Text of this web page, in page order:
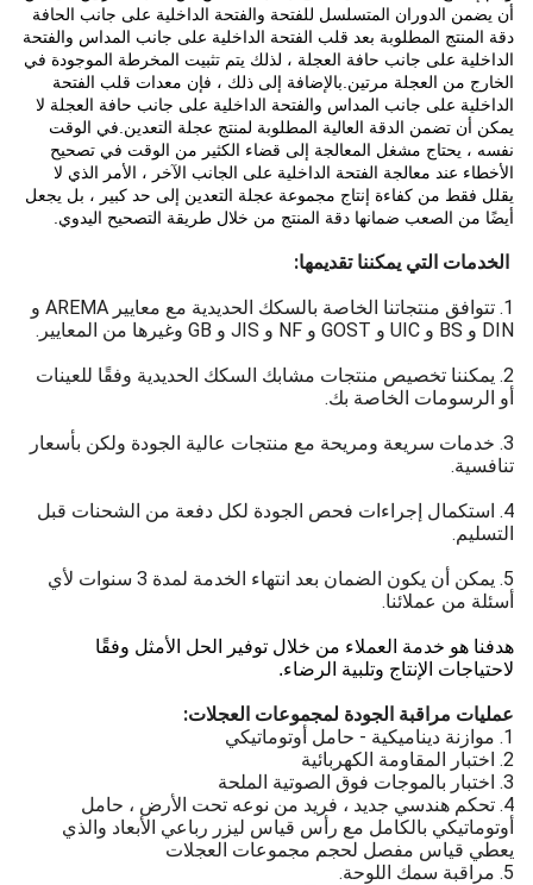
أن يضمن الدوران المتسلسل للفتحة والفتحة الداخلية على جانب الحافة
دقة المنتج المطلوبة بعد قلب الفتحة الداخلية على جانب المداس والفتحة
الداخلية على جانب حافة العجلة ، لذلك يتم تثبيت المخرطة الموجودة في
الخارج من العجلة مرتين.بالإضافة إلى ذلك ، فإن معدات قلب الفتحة
الداخلية على جانب المداس والفتحة الداخلية على جانب حافة العجلة لا
يمكن أن تضمن الدقة العالية المطلوبة لمنتج عجلة التعدين.في الوقت
نفسه ، يحتاج مشغل المعالجة إلى قضاء الكثير من الوقت في تصحيح
الأخطاء عند معالجة الفتحة الداخلية على الجانب الآخر ، الأمر الذي لا
يقلل فقط من كفاءة إنتاج مجموعة عجلة التعدين إلى حد كبير ، بل يجعل
أيضًا من الصعب ضمانها دقة المنتج من خلال طريقة التصحيح اليدوي.
الخدمات التي يمكننا تقديمها:
1. تتوافق منتجاتنا الخاصة بالسكك الحديدية مع معايير AREMA و
DIN و BS و UIC و GOST و NF و JIS و GB وغيرها من المعايير.
2. يمكننا تخصيص منتجات مشابك السكك الحديدية وفقًا للعينات
أو الرسومات الخاصة بك.
3. خدمات سريعة ومريحة مع منتجات عالية الجودة ولكن بأسعار
تنافسية.
4. استكمال إجراءات فحص الجودة لكل دفعة من الشحنات قبل
التسليم.
5. يمكن أن يكون الضمان بعد انتهاء الخدمة لمدة 3 سنوات لأي
أسئلة من عملائنا.
هدفنا هو خدمة العملاء من خلال توفير الحل الأمثل وفقًا
لاحتياجات الإنتاج وتلبية الرضاء.
عمليات مراقبة الجودة لمجموعات العجلات:
1. موازنة ديناميكية - حامل أوتوماتيكي
2. اختبار المقاومة الكهربائية
3. اختبار بالموجات فوق الصوتية الملحة
4. تحكم هندسي جديد ، فريد من نوعه تحت الأرض ، حامل
أوتوماتيكي بالكامل مع رأس قياس ليزر رباعي الأبعاد والذي
يعطي قياس مفصل لحجم مجموعات العجلات
5. مراقبة سمك اللوحة.